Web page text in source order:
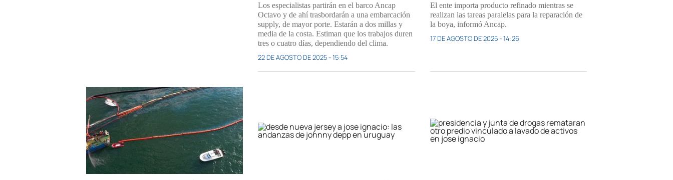
Los especialistas partirán en el barco Ancap
Octavo y de ahí trasbordarán a una embarcación
supply, de mayor porte. Estarán a dos millas y
media de la costa. Estiman que los trabajos duren
tres o cuatro días, dependiendo del clima.
22 DE AGOSTO DE 2025 - 15:54
El ente importa producto refinado mientras se
realizan las tareas paralelas para la reparación de
la boya, informó Ancap.
17 DE AGOSTO DE 2025 - 14:26